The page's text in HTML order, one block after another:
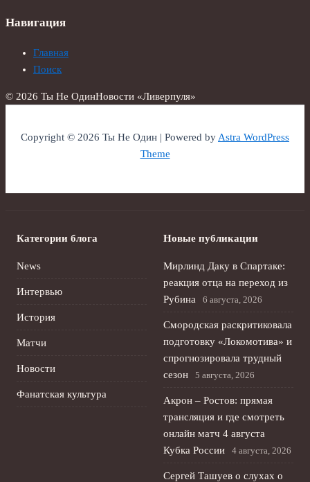
Навигация
Главная
Поиск
© 2026 Ты Не ОдинНовости «Ливерпуля»
Copyright © 2026 Ты Не Один | Powered byAstra WordPress
Theme
Категории блога
News
Интервью
История
Матчи
Новости
Фанатская культура
Новые публикации
Мирлинд Даку в Спартаке:
реакция отца на переход из
Рубина
6 августа, 2026
Смородская раскритиковала
подготовку «Локомотива» и
спрогнозировала трудный
сезон
5 августа, 2026
Акрон – Ростов: прямая
трансляция и где смотреть
онлайн матч 4 августа
Кубка России
4 августа, 2026
Сергей Ташуев о слухах о